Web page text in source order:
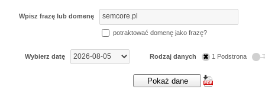
Wpisz frazę lub domenę
potraktować domenę jako frazę?
Wybierz datę Rodzaj danych 1 Podstrona